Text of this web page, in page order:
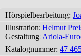
Hörspielbearbeitung:
Illustration: Helmut
Gestaltung: Ariola-
Katalognummer: 47